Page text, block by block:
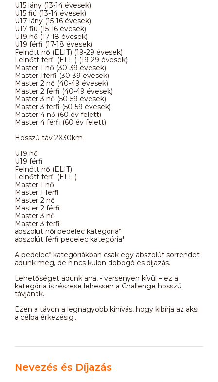
U15 lány (13-14 évesek)
U15 fiú (13-14 évesek)
U17 lány (15-16 évesek)
U17 fiú (15-16 évesek)
U19 nő (17-18 évesek)
U19 férfi (17-18 évesek)
Felnőtt nő (ELIT) (19-29 évesek)
Felnőtt férfi (ELIT) (19-29 évesek)
Master 1 nő (30-39 évesek)
Master 1férfi (30-39 évesek)
Master 2 nő (40-49 évesek)
Master 2 férfi (40-49 évesek)
Master 3 nő (50-59 évesek)
Master 3 férfi (50-59 évesek)
Master 4 nő (60 év felett)
Master 4 férfi (60 év felett)
Hosszú táv 2X30km
U19 nő
U19 férfi
Felnőtt nő (ELIT)
Felnőtt férfi (ELIT)
Master 1 nő
Master 1 férfi
Master 2 nő
Master 2 férfi
Master 3 nő
Master 3 férfi
abszolút női pedelec kategória*
abszolút férfi pedelec kategória*
A pedelec* kategóriákban csak egy abszolút sorrendet
adunk meg, de nincs külön dobogó és díjazás.
Lehetőséget adunk arra, - versenyen kívül – ez a
kategória is részese lehessen a Challenge hosszú
távjának.
Ezen a távon a legnagyobb kihívás, hogy kibírja az aksi
a célba érkezésig…
Nevezés és Díjazás